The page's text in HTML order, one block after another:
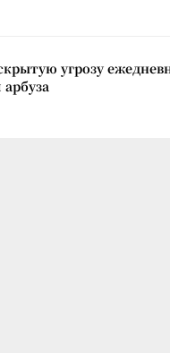
угрозу